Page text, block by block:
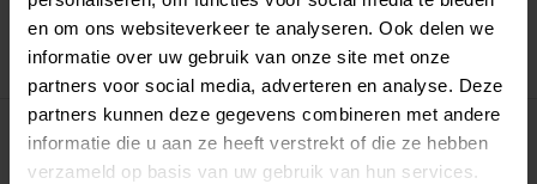
en om ons websiteverkeer te analyseren. Ook delen we
informatie over uw gebruik van onze site met onze
partners voor social media, adverteren en analyse. Deze
partners kunnen deze gegevens combineren met andere
informatie die u aan ze heeft verstrekt of die ze hebben
verzameld op basis van uw gebruik van hun services.
30 dagen retourrecht
PRODUCTBESCHRIJVING
Diamanten armband voor Amazfit Balance. De armband heeft een luxe
uitstraling en is gemaakt van gepolijst roestvrij staal.